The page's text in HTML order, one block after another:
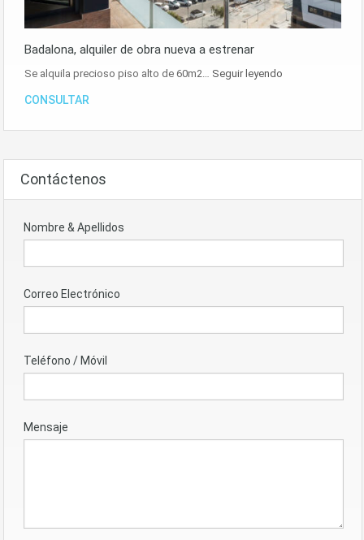
Badalona, alquiler de obra nueva a estrenar
Se alquila precioso piso alto de 60m2… Seguir leyendo
CONSULTAR
Contáctenos
Nombre & Apellidos
Correo Electrónico
Teléfono / Móvil
Mensaje